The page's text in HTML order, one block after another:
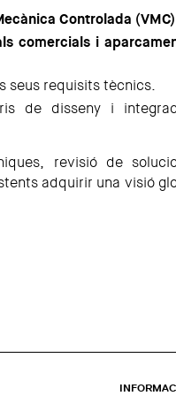
Controlada (VMC)
comercials i
seus requisits tècnics.
de disseny i
revisió de
adquirir una visió